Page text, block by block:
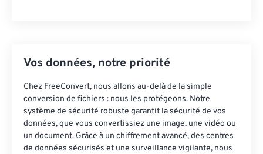
Vos données, notre priorité
Chez FreeConvert, nous allons au-delà de la simple
conversion de fichiers : nous les protégeons. Notre
système de sécurité robuste garantit la sécurité de vos
données, que vous convertissiez une image, une vidéo ou
un document. Grâce à un chiffrement avancé, des centres
de données sécurisés et une surveillance vigilante, nous